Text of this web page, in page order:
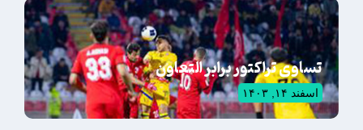
تساوی تراکتور برابر التعاون
اسفند ۱۴, ۱۴۰۳